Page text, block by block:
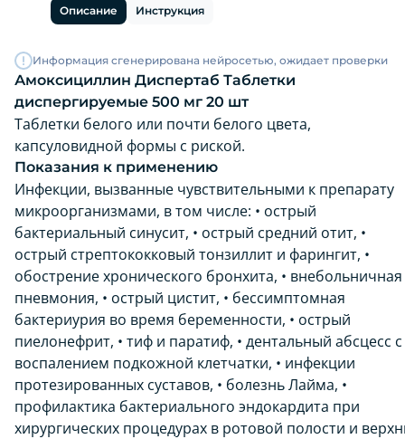
Описание Инструкция
Информация сгенерирована нейросетью, ожидает проверки
Амоксициллин Диспертаб Таблетки
диспергируемые 500 мг 20 шт
Таблетки белого или почти белого цвета,
капсуловидной формы с риской.
Показания к применению
Инфекции, вызванные чувствительными к препарату
микроорганизмами, в том числе: • острый
бактериальный синусит, • острый средний отит, •
острый стрептококковый тонзиллит и фарингит, •
обострение хронического бронхита, • внебольничная
пневмония, • острый цистит, • бессимптомная
бактериурия во время беременности, • острый
пиелонефрит, • тиф и паратиф, • дентальный абсцесс с
воспалением подкожной клетчатки, • инфекции
протезированных суставов, • болезнь Лайма, •
профилактика бактериального эндокардита при
хирургических процедурах в ротовой полости и